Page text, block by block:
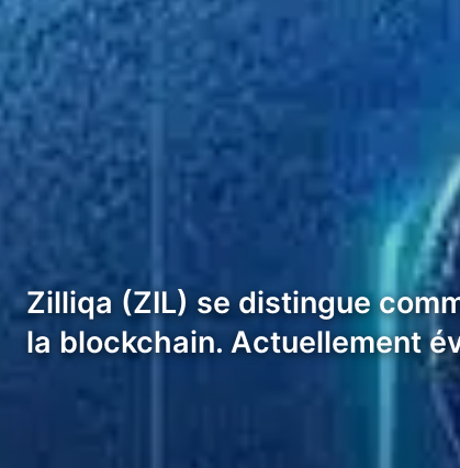
Zilliqa (ZIL) se distingue
la blockchain. Actuellement